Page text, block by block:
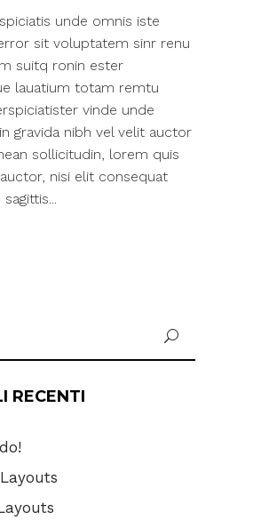
unde omnis iste
sit voluptatem sinr renu
suitq ronin ester
lauatium totam remtu
vinde unde
gravida nibh vel velit auctor
sollicitudin, lorem quis
nisi elit consequat
RECENTI